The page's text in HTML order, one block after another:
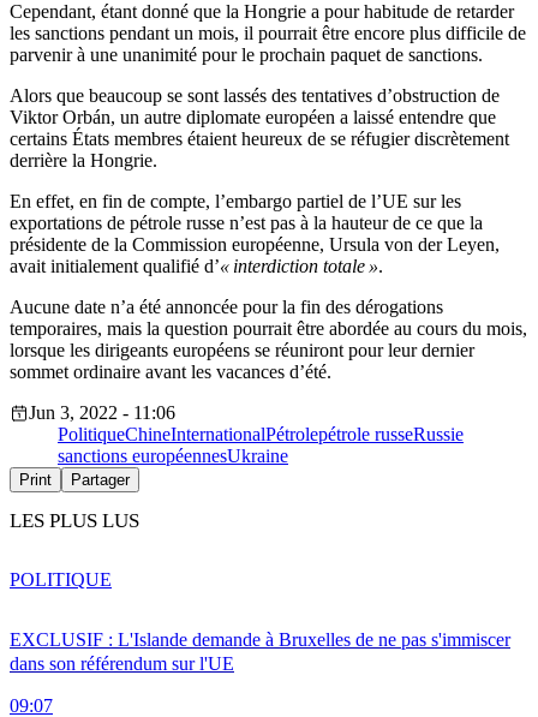
Cependant, étant donné que la Hongrie a pour habitude de retarder
les sanctions pendant un mois, il pourrait être encore plus difficile de
parvenir à une unanimité pour le prochain paquet de sanctions.
Alors que beaucoup se sont lassés des tentatives d’obstruction de
Viktor Orbán, un autre diplomate européen a laissé entendre que
certains États membres étaient heureux de se réfugier discrètement
derrière la Hongrie.
En effet, en fin de compte, l’embargo partiel de l’UE sur les
exportations de pétrole russe n’est pas à la hauteur de ce que la
présidente de la Commission européenne, Ursula von der Leyen,
avait initialement qualifié d’« interdiction totale ».
Aucune date n’a été annoncée pour la fin des dérogations
temporaires, mais la question pourrait être abordée au cours du mois,
lorsque les dirigeants européens se réuniront pour leur dernier
sommet ordinaire avant les vacances d’été.
Jun 3, 2022 - 11:06
PolitiqueChineInternationalPétrolepétrole russeRussie
sanctions européennesUkraine
Print Partager
LES PLUS LUS
EXCLUSIF : L'Islande demande à Bruxelles de ne pas s'immiscer
dans son référendum sur l'UE
09:07
POLITIQUE